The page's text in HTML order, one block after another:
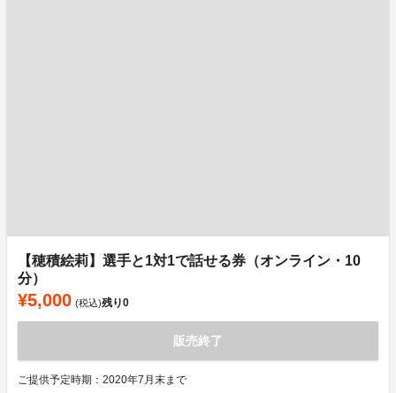
【穂積絵莉】選手と1対1で話せる券（オンライン・10
分）
¥5,000 (税込)残り0
販売終了
ご提供予定時期：2020年7月末まで